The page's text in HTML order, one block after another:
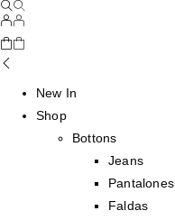
New In
Shop
Bottons
Jeans
Pantalones
Faldas